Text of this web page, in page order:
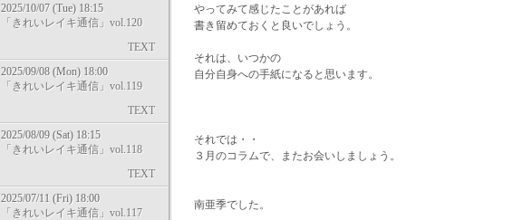
2025/10/07 (Tue) 18:15
「きれいレイキ通信」vol.120
TEXT
2025/09/08 (Mon) 18:00
「きれいレイキ通信」vol.119
TEXT
2025/08/09 (Sat) 18:15
「きれいレイキ通信」vol.118
TEXT
2025/07/11 (Fri) 18:00
「きれいレイキ通信」vol.117
やってみて感じたことがあれば
書き留めておくと良いでしょう。
それは、いつかの
自分自身への手紙になると思います。
それでは・・
３月のコラムで、またお会いしましょう。
南亜季でした。